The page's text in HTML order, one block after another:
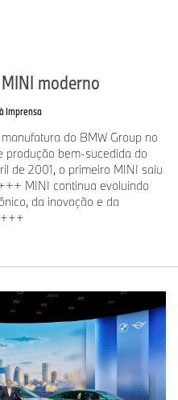
moderno
Imprensa
do BMW Group no
produção bem-sucedida do
de 2001, o primeiro MINI saiu
MINI continua evoluindo
da inovação e da
+++